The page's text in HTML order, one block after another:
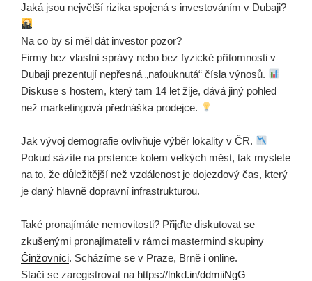
Jaká jsou největší rizika spojená s investováním v Dubaji?
Na co by si měl dát investor pozor?
Firmy bez vlastní správy nebo bez fyzické přítomnosti v
Dubaji prezentují nepřesná „nafouknutá“ čísla výnosů.
Diskuse s hostem, který tam 14 let žije, dává jiný pohled
než marketingová přednáška prodejce.
Jak vývoj demografie ovlivňuje výběr lokality v ČR.
Pokud sázíte na prstence kolem velkých měst, tak myslete
na to, že důležitější než vzdálenost je dojezdový čas, který
je daný hlavně dopravní infrastrukturou.
Také pronajímáte nemovitosti? Přijďte diskutovat se
zkušenými pronajímateli v rámci mastermind skupiny
Činžovníci. Scházíme se v Praze, Brně i online.
Stačí se zaregistrovat na https://lnkd.in/ddmiiNgG